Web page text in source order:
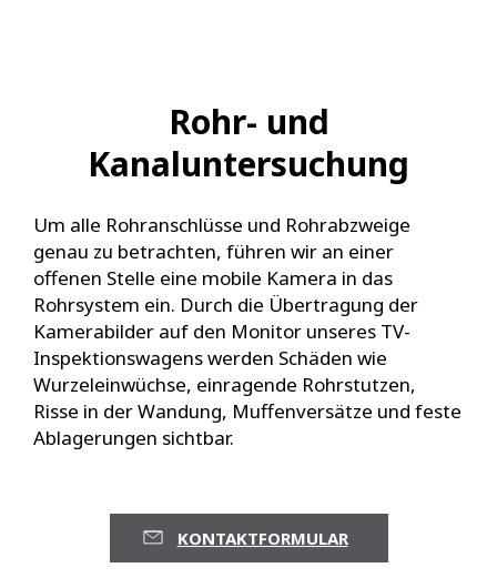
Rohr- und
Kanaluntersuchung
Um alle Rohranschlüsse und Rohrabzweige
genau zu betrachten, führen wir an einer
offenen Stelle eine mobile Kamera in das
Rohrsystem ein. Durch die Übertragung der
Kamerabilder auf den Monitor unseres TV-
Inspektionswagens werden Schäden wie
Wurzeleinwüchse, einragende Rohrstutzen,
Risse in der Wandung, Muffenversätze und feste
Ablagerungen sichtbar.
KONTAKTFORMULAR